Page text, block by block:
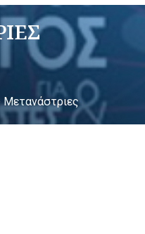
Μετανάστριες